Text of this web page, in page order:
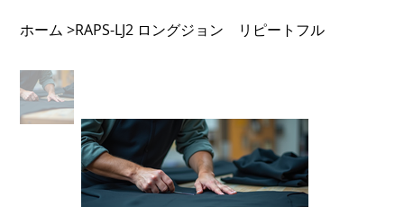
ホーム >RAPS-LJ2 ロングジョン リピートフル